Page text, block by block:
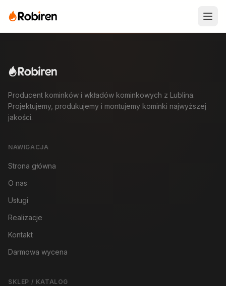
Producent kominków i wkładów kominkowych z Lublina.
Projektujemy, produkujemy i montujemy kominki najwyższej
jakości.
NAWIGACJA
Strona główna
O nas
Usługi
Realizacje
Kontakt
Darmowa wycena
SKLEP / KATALOG